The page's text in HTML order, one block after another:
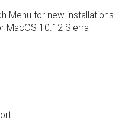
Menu for new installations
MacOS 10.12 Sierra